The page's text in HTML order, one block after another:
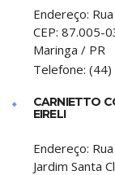
Endereço:
CEP: 87.005-
Maringa / PR
Telefone:
CARNIETTO
EIRELI
Endereço:
Jardim Santa